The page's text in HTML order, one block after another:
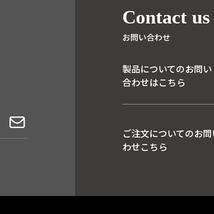
Contact us
お問い合わせ
製品についてのお問い
合わせはこちら
ご注文についてのお
わせこちら